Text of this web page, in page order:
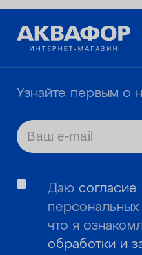
Узнайте первым о
Даю согласие
что я
обработки и